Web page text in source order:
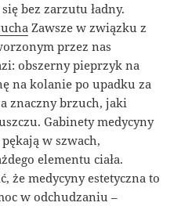
bez zarzutu ładny.
Zawsze w związku z
przez nas
obszerny pieprzyk na
na kolanie po upadku za
znaczny brzuch, jaki
Gabinety medycyny
w szwach,
elementu ciała.
że medycyny estetyczna to
w odchudzaniu –